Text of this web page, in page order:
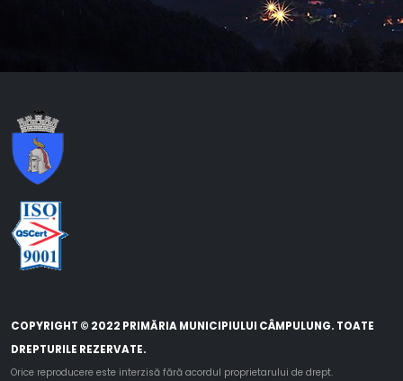
COPYRIGHT © 2022 PRIMĂRIA MUNICIPIULUI CÂMPULUNG. TOATE
DREPTURILE REZERVATE.
Orice reproducere este interzisă fără acordul proprietarului de drept.